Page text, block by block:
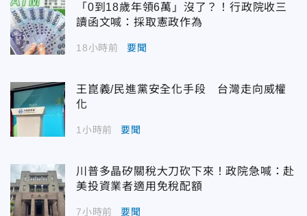
「0到18歲年領6萬」沒了？！行政院收三
讀函文喊：採取憲政作為
18小時前 要聞
王崑義/民進黨安全化手段 台灣走向威權
化
1小時前 要聞
川普多晶矽關稅大刀砍下來！政院急喊：赴
美投資業者適用免稅配額
7小時前 要聞